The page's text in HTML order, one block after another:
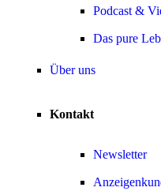
Podcast &
Das pure
Über uns
Kontakt
Newsletter